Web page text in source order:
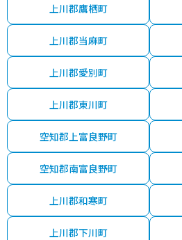
上川郡鷹栖町
上川郡当麻町
上川郡愛別町
上川郡東川町
空知郡上富良野町
空知郡南富良野町
上川郡和寒町
上川郡下川町